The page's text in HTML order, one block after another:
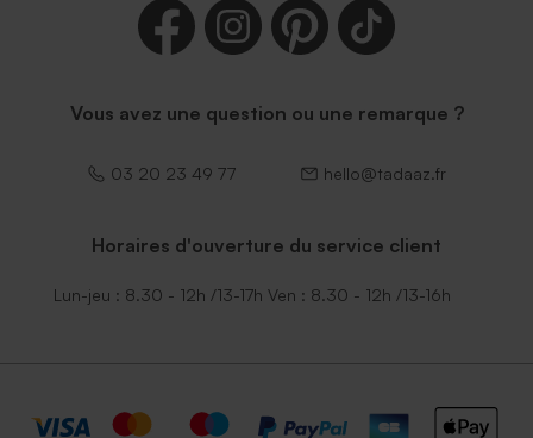
Vous avez une question ou une remarque ?
03 20 23 49 77 hello@tadaaz.fr
Horaires d'ouverture du service client
Lun-jeu : 8.30 - 12h /13-17h Ven : 8.30 - 12h /13-16h